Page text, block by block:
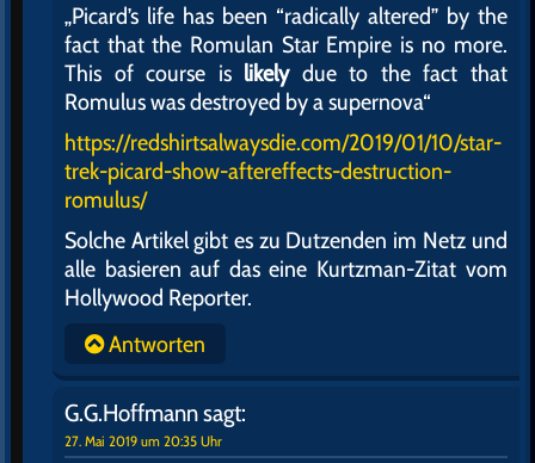
„Picard’s life has been “radically altered” by the
fact that the Romulan Star Empire is no more.
This of course is likelydue to the fact that
Romulus was destroyed by a supernova“
https://redshirtsalwaysdie.com/2019/01/10/star-
trek-picard-show-aftereffects-destruction-
romulus/
Solche Artikel gibt es zu Dutzenden im Netz und
alle basieren auf das eine Kurtzman-Zitat vom
Hollywood Reporter.
Antworten
G.G.Hoffmannsagt:
27. Mai 2019 um 20:35 Uhr